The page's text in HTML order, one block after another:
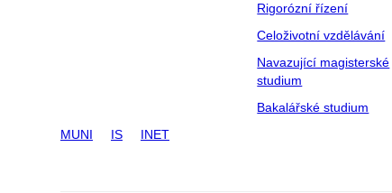
Rigorózní řízení
Celoživotní vzdělávání
Navazující magisterské
studium
Bakalářské studium
MUNI IS INET